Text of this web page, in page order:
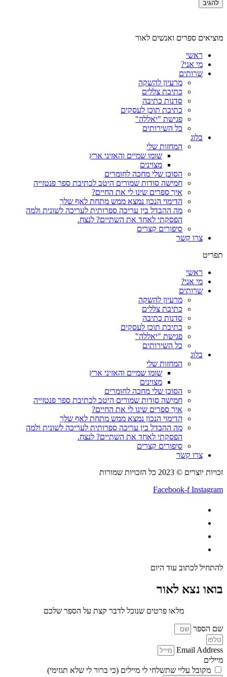
מוציאים ספרים ואנשים לאור
ראשי
מי אני?
שרותים
מרעיון להשקה
כתיבת צללים
סדנות כתיבה
כתיבת תוכן לעסקים
פגישת "יאללה"
כל השירותים
בלוג
המחזות שלי
שומו שמיים והאזיני ארץ
מצוינים
הסוכן שלי מחכה לחומרים
חמישה סודות שמורים היטב לכתיבת ספר פנטזייה
איך ספרים שינו לי את החיים?
הדימוי הנכון נמצא ממש מתחת לאף שלך
מה ההבדל בין עריכה ספרותית לעריכה לשונית ולמה
הפסקתי לאחד את השתיים? לנצח.
סיפורים קצרים
צרו קשר
תפריט
ראשי
מי אני?
שרותים
מרעיון להשקה
כתיבת צללים
סדנות כתיבה
כתיבת תוכן לעסקים
פגישת "יאללה"
כל השירותים
בלוג
המחזות שלי
שומו שמיים והאזיני ארץ
מצוינים
הסוכן שלי מחכה לחומרים
חמישה סודות שמורים היטב לכתיבת ספר פנטזייה
איך ספרים שינו לי את החיים?
הדימוי הנכון נמצא ממש מתחת לאף שלך
מה ההבדל בין עריכה ספרותית לעריכה לשונית ולמה
הפסקתי לאחד את השתיים? לנצח.
סיפורים קצרים
צרו קשר
זכויות יוצרים © 2023 כל הזכויות שמורות
Facebook-f Instagram
להתחיל לכתוב עוד היום
בואו נצא לאור
מלאו פרטים שנוכל לדבר קצת על הספר שלכם
שם הספר
Email Address
מיילים
מקובל עליי שתשלחי לי מיילים (כי ברור לי שלא תגזימי)